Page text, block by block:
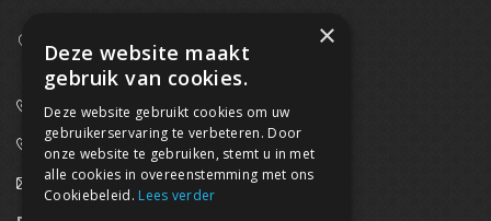
Westpoort 37B,
2070 Zwijndrecht
0800/61 667 (24/7 bereikbaar)
03/369.60.29
info@waterdicht-vochtbestrijding.be
×
Deze website maakt
gebruik van cookies.
Deze website gebruikt cookies om uw
gebruikerservaring te verbeteren. Door
onze website te gebruiken, stemt u in met
alle cookies in overeenstemming met ons
Cookiebeleid. Lees verder